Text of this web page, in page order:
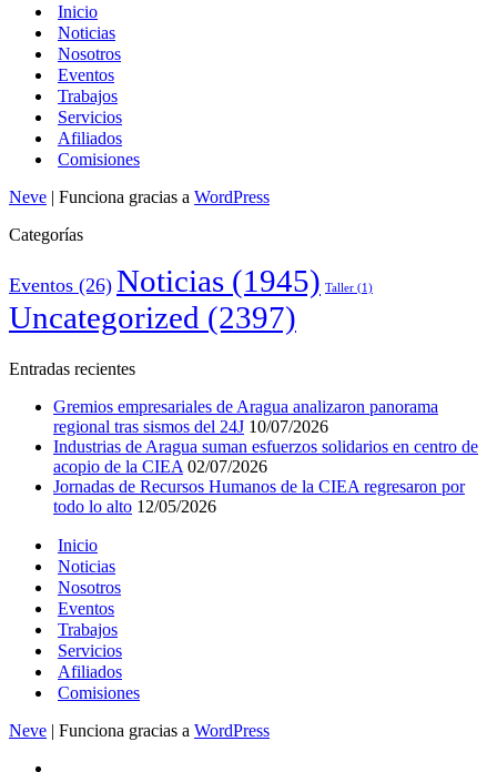
Inicio
Noticias
Nosotros
Eventos
Trabajos
Servicios
Afiliados
Comisiones
Neve | Funciona gracias a WordPress
Categorías
Eventos (26) Noticias (1945) Taller (1)
Uncategorized (2397)
Entradas recientes
Gremios empresariales de Aragua analizaron panorama
regional tras sismos del 24J 10/07/2026
Industrias de Aragua suman esfuerzos solidarios en centro de
acopio de la CIEA 02/07/2026
Jornadas de Recursos Humanos de la CIEA regresaron por
todo lo alto 12/05/2026
Inicio
Noticias
Nosotros
Eventos
Trabajos
Servicios
Afiliados
Comisiones
Neve | Funciona gracias a WordPress